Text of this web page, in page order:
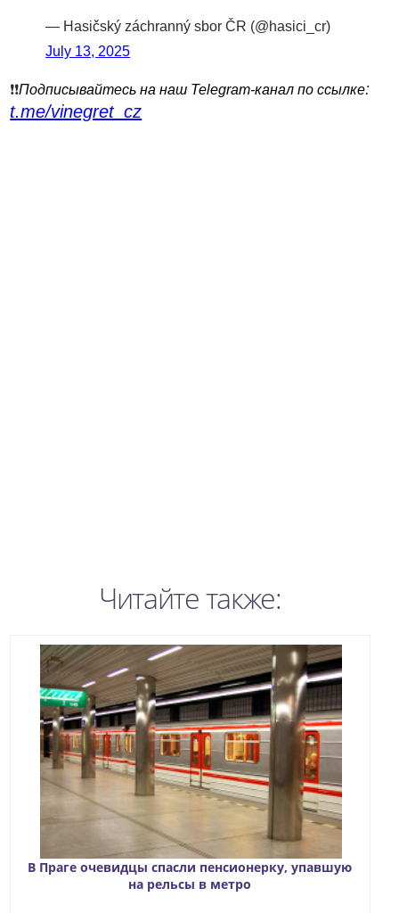
— Hasičský záchranný sbor ČR (@hasici_cr)
July 13, 2025
❗️❗️Подписывайтесь на наш Telegram-канал по ссылке:
t.me/vinegret_cz
Читайте также:
В Праге очевидцы спасли пенсионерку, упавшую
на рельсы в метро